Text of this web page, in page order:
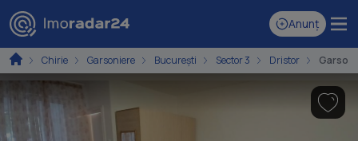
Anunț
Chirie Garsoniere București Sector 3 Dristor